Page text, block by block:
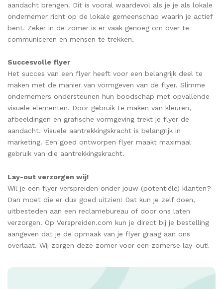
aandacht brengen. Dit is vooral waardevol als je je als lokale
ondernemer richt op de lokale gemeenschap waarin je actief
bent. Zeker in de zomer is er vaak genoeg om over te
communiceren en mensen te trekken.
Succesvolle flyer
Het succes van een flyer heeft voor een belangrijk deel te
maken met de manier van vormgeven van de flyer. Slimme
ondernemers ondersteunen hun boodschap met opvallende
visuele elementen. Door gebruik te maken van kleuren,
afbeeldingen en grafische vormgeving trekt je flyer de
aandacht. Visuele aantrekkingskracht is belangrijk in
marketing. Een goed ontworpen flyer maakt maximaal
gebruik van die aantrekkingskracht.
Lay-out verzorgen wij!
Wil je een flyer verspreiden onder jouw (potentiële) klanten?
Dan moet die er dus goed uitzien! Dat kun je zelf doen,
uitbesteden aan een reclamebureau of door ons laten
verzorgen. Op Verspreiden.com kun je direct bij je bestelling
aangeven dat je de opmaak van je flyer graag aan ons
overlaat. Wij zorgen deze zomer voor een zomerse lay-out!